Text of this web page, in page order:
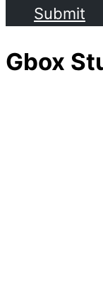
Submit
Gbox